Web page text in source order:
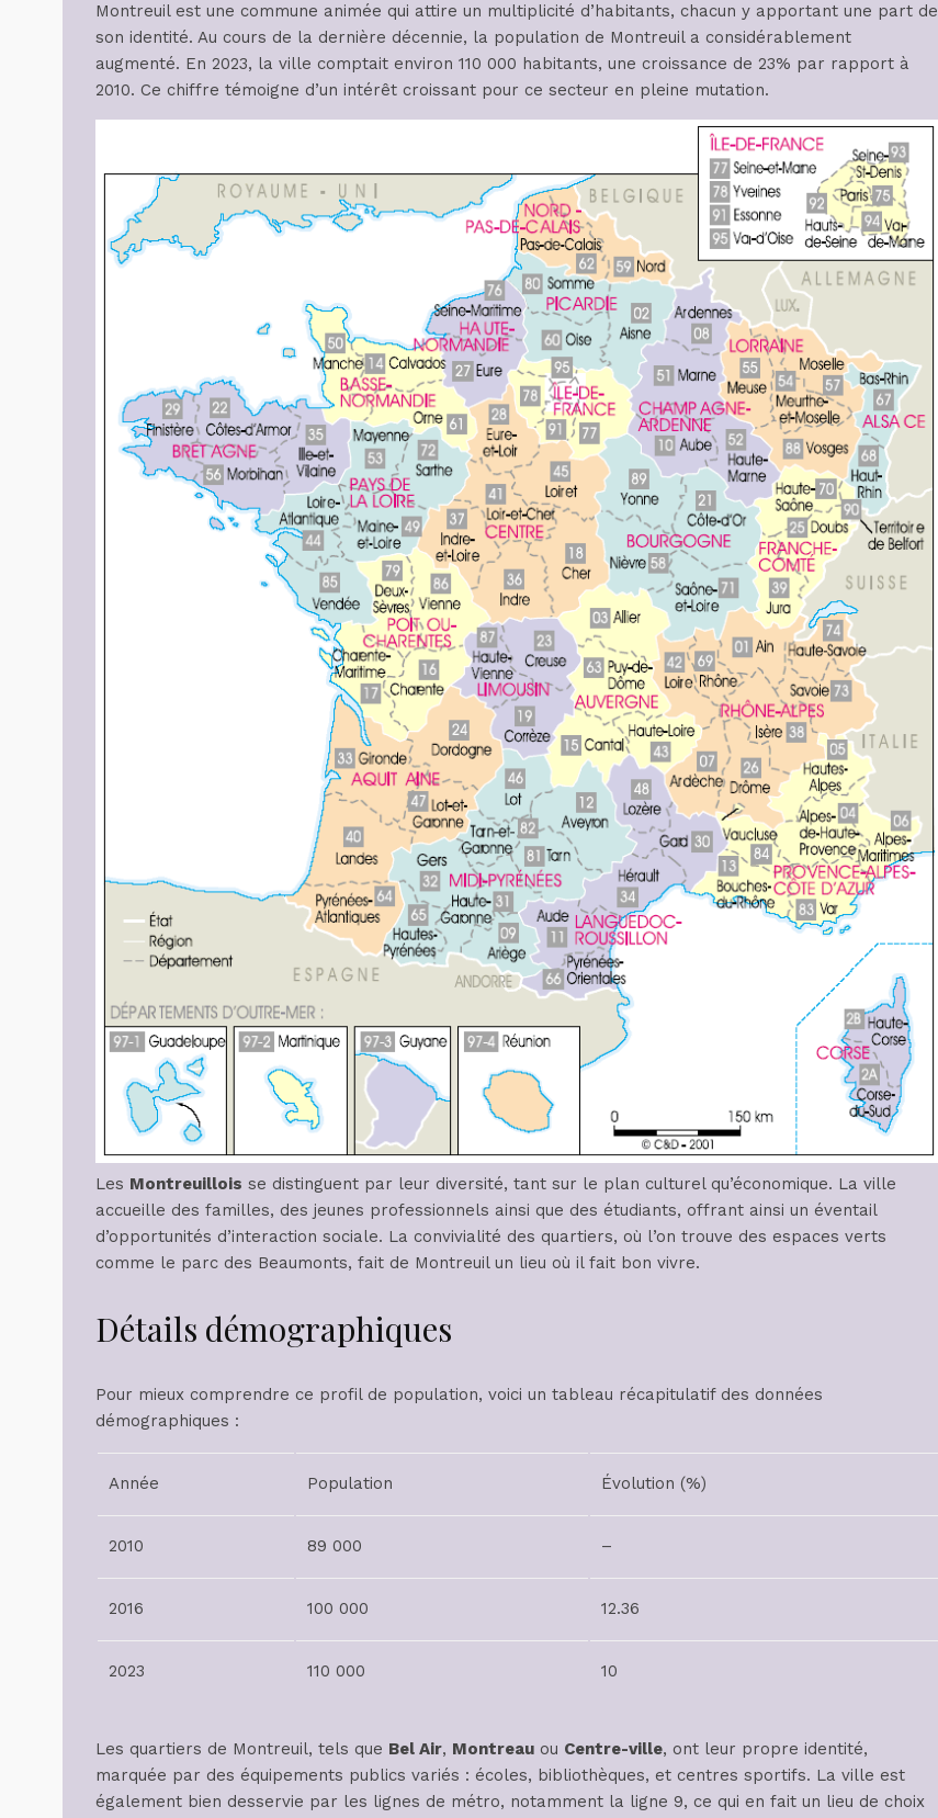
Montreuil est une commune animée qui attire un multiplicité d’habitants, chacun y apportant une part de
son identité. Au cours de la dernière décennie, la population de Montreuil a considérablement
augmenté. En 2023, la ville comptait environ 110 000 habitants, une croissance de 23% par rapport à
2010. Ce chiffre témoigne d’un intérêt croissant pour ce secteur en pleine mutation.
Les Montreuillois se distinguent par leur diversité, tant sur le plan culturel qu’économique. La ville
accueille des familles, des jeunes professionnels ainsi que des étudiants, offrant ainsi un éventail
d’opportunités d’interaction sociale. La convivialité des quartiers, où l’on trouve des espaces verts
comme le parc des Beaumonts, fait de Montreuil un lieu où il fait bon vivre.
Détails démographiques
Pour mieux comprendre ce profil de population, voici un tableau récapitulatif des données
démographiques :
Année Population Évolution (%)
2010 89 000 –
2016 100 000 12.36
2023 110 000 10
Les quartiers de Montreuil, tels que Bel Air, Montreau ou Centre-ville, ont leur propre identité,
marquée par des équipements publics variés : écoles, bibliothèques, et centres sportifs. La ville est
également bien desservie par les lignes de métro, notamment la ligne 9, ce qui en fait un lieu de choix